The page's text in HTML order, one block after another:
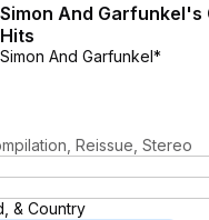
Simon And Garfunkel's
Hits
Simon And Garfunkel*
Reissue, Stereo
& Country